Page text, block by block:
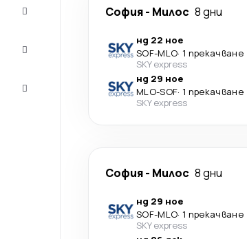
София- Милос 8 дни
нд 22 ное
SOF-MLO· 1 прекачване
SKY express
нд 29 ное
MLO-SOF· 1 прекачване
SKY express
София- Милос 8 дни
нд 29 ное
SOF-MLO· 1 прекачване
SKY express